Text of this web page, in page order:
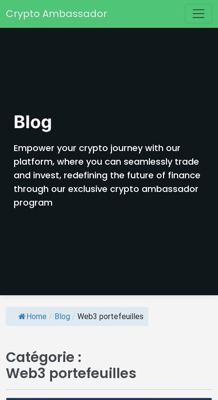
Navigation principale
Crypto Ambassador
Blog
Empower your crypto journey with our
platform, where you can seamlessly trade
and invest, redefining the future of finance
through our exclusive crypto ambassador
program
Home / Blog / Web3 portefeuilles
Catégorie :
Web3 portefeuilles